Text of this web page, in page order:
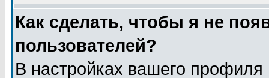
Как сделать, чтобы я не
пользователей?
В настройках вашего